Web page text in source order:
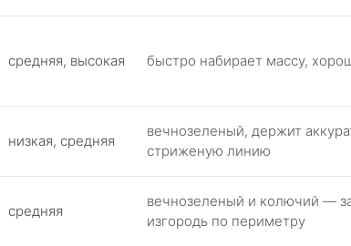
средняя, высокая быстро набирает массу,
низкая, средняя
вечнозеленый, держит
стриженую линию
средняя
вечнозеленый и колючий —
изгородь по периметру